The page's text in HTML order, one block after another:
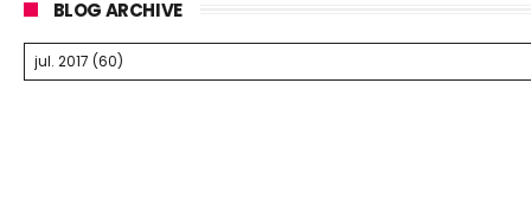
BLOG ARCHIVE